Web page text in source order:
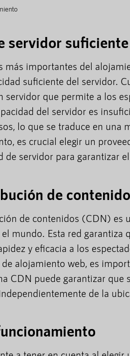
servidor suficiente
más importantes del
suficiente del servidor.
servidor que permite a los
del servidor es
lo que se traduce en una
es crucial elegir un
de servidor para garantizar
de
de contenidos (CDN) es
mundo. Esta red garantiza
y eficacia a los
alojamiento web, es
CDN puede garantizar que
de la